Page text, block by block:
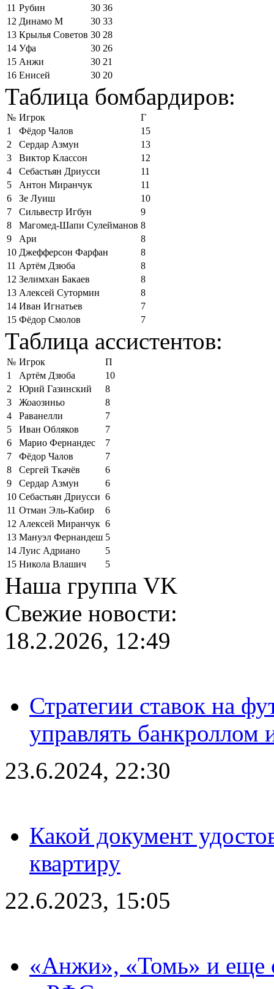
11 Рубин 30 36
12 Динамо М 30 33
13 Крылья Советов 30 28
14 Уфа 30 26
15 Анжи 30 21
16 Енисей 30 20
Таблица бомбардиров:
№ Игрок
Г
1
Фёдор Чалов
15
2
Сердар Азмун
13
3
Виктор Классон
12
4
Себастьян Дриусси
11
5
Антон Миранчук
11
6
Зе Луиш
10
7
Сильвестр Игбун
9
8
Магомед-Шапи Сулейманов 8
9
Ари
8
10 Джефферсон Фарфан
8
11 Артём Дзюба
8
12 Зелимхан Бакаев
8
13 Алексей Сутормин
8
14 Иван Игнатьев
7
15 Фёдор Смолов 7
Таблица ассистентов:
№ Игрок
П
1
Артём Дзюба
10
2
Юрий Газинский
8
3
Жоаозиньо
8
4
Раванелли
7
5
Иван Обляков
7
6
Марио Фернандес
7
7
Фёдор Чалов
7
8
Сергей Ткачёв
6
9
Сердар Азмун
6
10 Себастьян Дриусси 6
11 Отман Эль-Кабир
6
12 Алексей Миранчук 6
13 Мануэл Фернандеш 5
14 Луис Адриано
5
15 Никола Влашич 5
Наша группа VK
Свежие новости:
18.2.2026, 12:49
Стратегии ставок на
управлять банкроллом
23.6.2024, 22:30
Какой документ
квартиру
22.6.2023, 15:05
«Анжи», «Томь» и еще